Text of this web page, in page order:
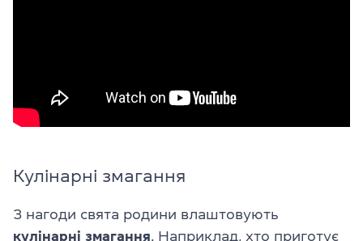
Кулінарні змагання
З нагоди свята родини влаштовують
кулінарні змагання. Наприклад, хто приготує